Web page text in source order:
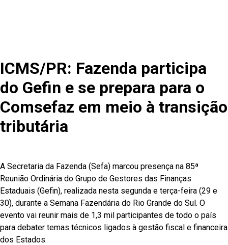
ICMS/PR: Fazenda participa
do Gefin e se prepara para o
Comsefaz em meio à transição
tributária
A Secretaria da Fazenda (Sefa) marcou presença na 85ª
Reunião Ordinária do Grupo de Gestores das Finanças
Estaduais (Gefin), realizada nesta segunda e terça-feira (29 e
30), durante a Semana Fazendária do Rio Grande do Sul. O
evento vai reunir mais de 1,3 mil participantes de todo o país
para debater temas técnicos ligados à gestão fiscal e financeira
dos Estados.